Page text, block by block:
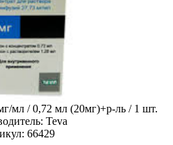
мл / 0,72 мл (20мг)+р-ль / 1 шт.
Teva
66429